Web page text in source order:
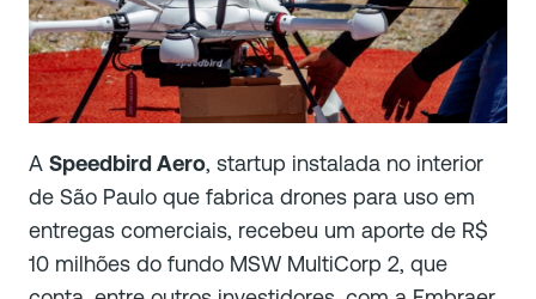
A Speedbird Aero, startup instalada no interior
de São Paulo que fabrica drones para uso em
entregas comerciais, recebeu um aporte de R$
10 milhões do fundo MSW MultiCorp 2, que